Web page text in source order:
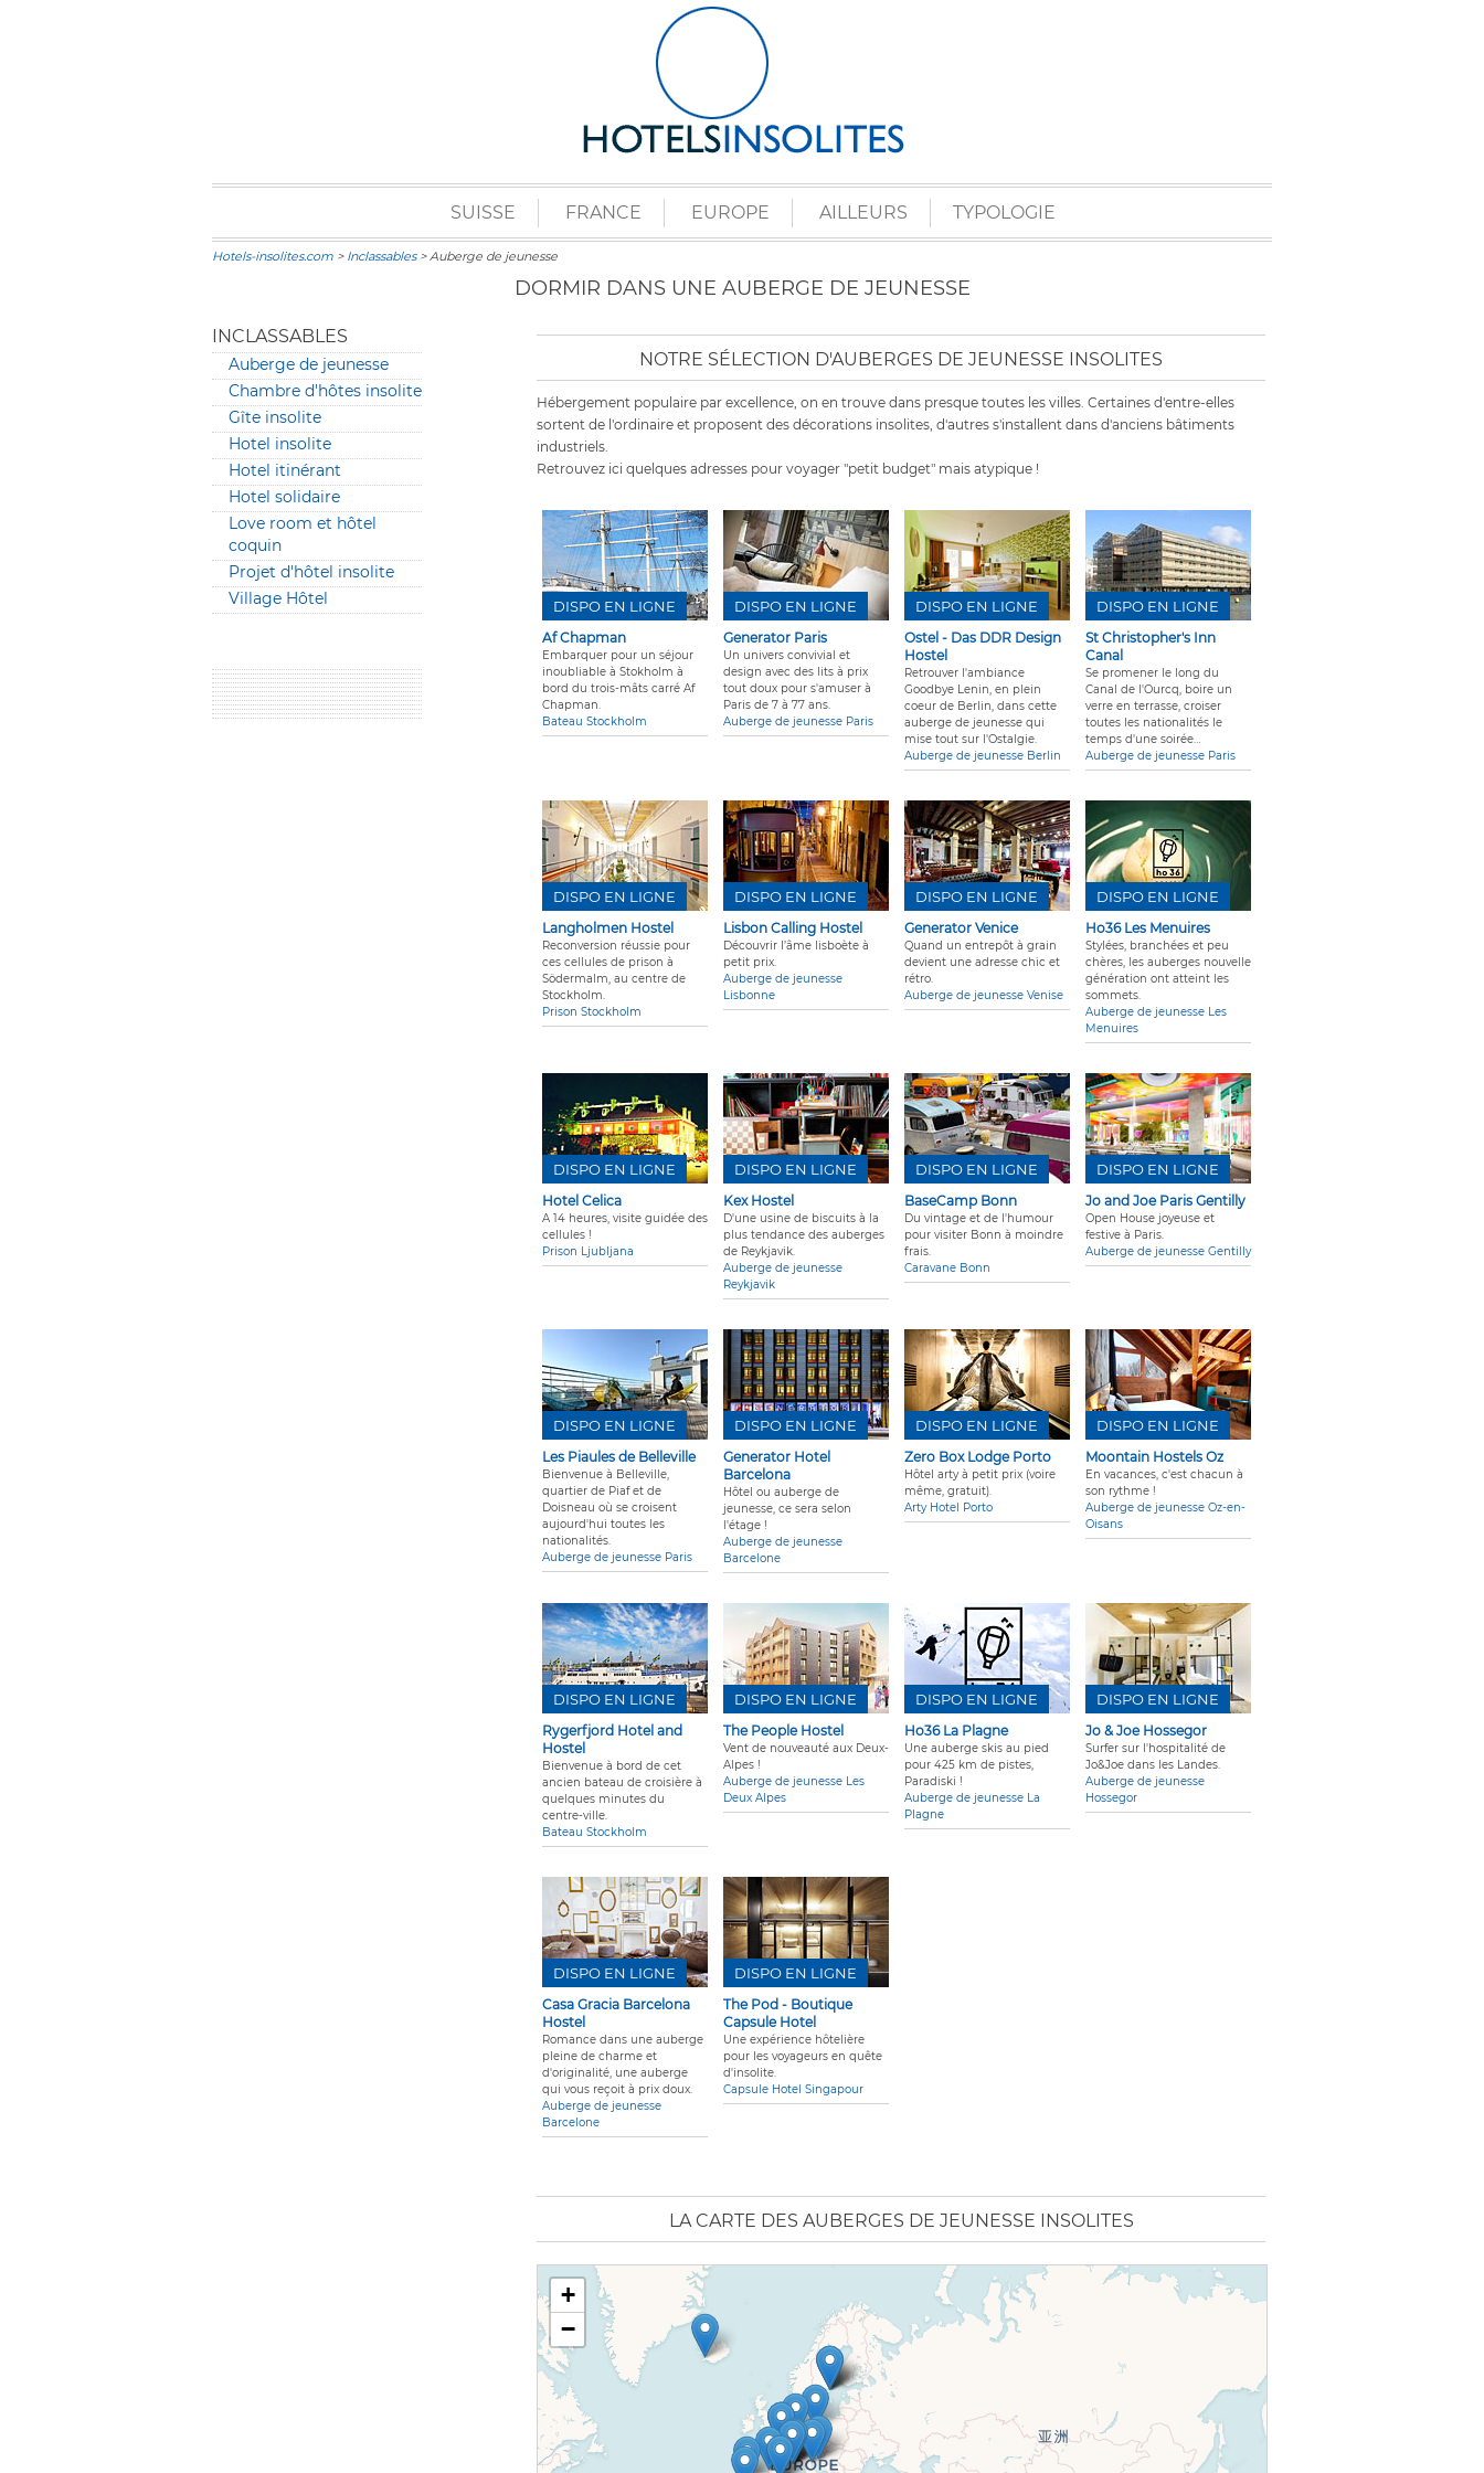
SUISSE FRANCE EUROPE AILLEURS TYPOLOGIE
Hotels-insolites.com > Inclassables> Auberge de jeunesse
DORMIR DANS UNE AUBERGE DE JEUNESSE
INCLASSABLES
Auberge de jeunesse
Chambre d'hôtes insolite
Gîte insolite
Hotel insolite
Hotel itinérant
Hotel solidaire
Love room et hôtel
coquin
Projet d'hôtel insolite
Village Hôtel
NOTRE SÉLECTION D'AUBERGES DE JEUNESSE INSOLITES
Hébergement populaire par excellence, on en trouve dans presque toutes les villes. Certaines d'entre-elles
sortent de l'ordinaire et proposent des décorations insolites, d'autres s'installent dans d'anciens bâtiments
industriels.
Retrouvez ici quelques adresses pour voyager "petit budget" mais atypique !
Af Chapman
Embarquer pour un séjour
inoubliable à Stokholm à
bord du trois-mâts carré Af
Chapman.
Bateau Stockholm
DISPO EN LIGNE
Generator Paris
Un univers convivial et
design avec des lits à prix
tout doux pour s'amuser à
Paris de 7 à 77 ans.
Auberge de jeunesse Paris
DISPO EN LIGNE
Ostel - Das DDR Design
Hostel
Retrouver l'ambiance
Goodbye Lenin, en plein
coeur de Berlin, dans cette
auberge de jeunesse qui
mise tout sur l'Ostalgie.
Auberge de jeunesse Berlin
DISPO EN LIGNE
St Christopher's Inn
Canal
Se promener le long du
Canal de l'Ourcq, boire un
verre en terrasse, croiser
toutes les nationalités le
temps d'une soirée…
Auberge de jeunesse Paris
DISPO EN LIGNE
Langholmen Hostel
Reconversion réussie pour
ces cellules de prison à
Södermalm, au centre de
Stockholm.
Prison Stockholm
DISPO EN LIGNE
Lisbon Calling Hostel
Découvrir l’âme lisboète à
petit prix.
Auberge de jeunesse
Lisbonne
DISPO EN LIGNE
Generator Venice
Quand un entrepôt à grain
devient une adresse chic et
rétro.
Auberge de jeunesse Venise
DISPO EN LIGNE
Ho36 Les Menuires
Stylées, branchées et peu
chères, les auberges nouvelle
génération ont atteint les
sommets.
Auberge de jeunesse Les
Menuires
DISPO EN LIGNE
Hotel Celica
A 14 heures, visite guidée des
cellules !
Prison Ljubljana
DISPO EN LIGNE
Kex Hostel
D'une usine de biscuits à la
plus tendance des auberges
de Reykjavik.
Auberge de jeunesse
Reykjavik
DISPO EN LIGNE
BaseCamp Bonn
Du vintage et de l'humour
pour visiter Bonn à moindre
frais.
Caravane Bonn
DISPO EN LIGNE
Jo and Joe Paris Gentilly
Open House joyeuse et
festive à Paris.
Auberge de jeunesse Gentilly
DISPO EN LIGNE
Les Piaules de Belleville
Bienvenue à Belleville,
quartier de Piaf et de
Doisneau où se croisent
aujourd'hui toutes les
nationalités.
Auberge de jeunesse Paris
DISPO EN LIGNE
Generator Hotel
Barcelona
Hôtel ou auberge de
jeunesse, ce sera selon
l'étage !
Auberge de jeunesse
Barcelone
DISPO EN LIGNE
Zero Box Lodge Porto
Hôtel arty à petit prix (voire
même, gratuit).
Arty Hotel Porto
DISPO EN LIGNE
Moontain Hostels Oz
En vacances, c'est chacun à
son rythme !
Auberge de jeunesse Oz-en-
Oisans
DISPO EN LIGNE
Rygerfjord Hotel and
Hostel
Bienvenue à bord de cet
ancien bateau de croisière à
quelques minutes du
centre-ville.
Bateau Stockholm
DISPO EN LIGNE
The People Hostel
Vent de nouveauté aux Deux-
Alpes !
Auberge de jeunesse Les
Deux Alpes
DISPO EN LIGNE
Ho36 La Plagne
Une auberge skis au pied
pour 425 km de pistes,
Paradiski !
Auberge de jeunesse La
Plagne
DISPO EN LIGNE
Jo & Joe Hossegor
Surfer sur l'hospitalité de
Jo&Joe dans les Landes.
Auberge de jeunesse
Hossegor
DISPO EN LIGNE
Casa Gracia Barcelona
Hostel
Romance dans une auberge
pleine de charme et
d'originalité, une auberge
qui vous reçoit à prix doux.
Auberge de jeunesse
Barcelone
DISPO EN LIGNE
The Pod - Boutique
Capsule Hotel
Une expérience hôtelière
pour les voyageurs en quête
d'insolite.
Capsule Hotel Singapour
DISPO EN LIGNE
LA CARTE DES AUBERGES DE JEUNESSE INSOLITES
+
−